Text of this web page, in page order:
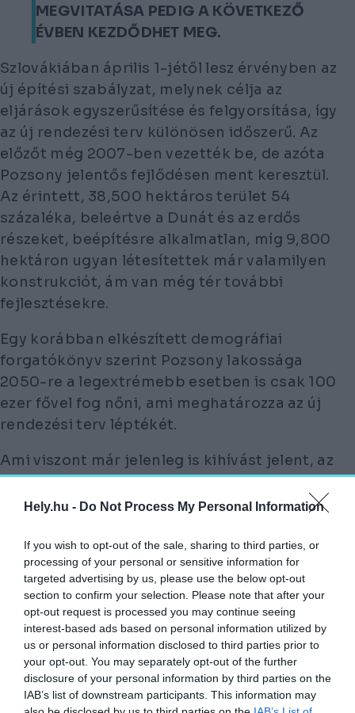
Hely.hu - Do Not Process My Personal Information
If you wish to opt-out of the sale, sharing to third parties, or
processing of your personal or sensitive information for
targeted advertising by us, please use the below opt-out
section to confirm your selection. Please note that after your
opt-out request is processed you may continue seeing
interest-based ads based on personal information utilized by
us or personal information disclosed to third parties prior to
your opt-out. You may separately opt-out of the further
disclosure of your personal information by third parties on the
IAB’s list of downstream participants. This information may
MEGVITATÁSA PEDIG A KÖVETKEZŐ
ÉVBEN KEZDŐDHET MEG.
Szlovákiában április 1-jétől lesz érvényben az
új építési szabályzat, melynek célja az
eljárások egyszerűsítése és felgyorsítása, így
az új rendezési terv különösen időszerű. Az
előzőt még 2007-ben vezették be, de azóta
Pozsony jelentős fejlődésen ment keresztül.
Az érintett, 38,500 hektáros terület 54
százaléka, beleértve a Dunát és az erdős
részeket, beépítésre alkalmatlan, míg 9,800
hektáron ugyan létesítettek már valamilyen
konstrukciót, ám van még tér további
fejlesztésekre.
Egy korábban elkészített demográfiai
forgatókönyv szerint Pozsony lakossága
2050-re a legextrémebb esetben is csak 100
ezer fővel fog nőni, ami meghatározza az új
rendezési terv léptékét.
Ami viszont már jelenleg is kihívást jelent, az
a számtalan ingázó akadálytalan
közlekedésének megoldása – ebben a
település önkormányzatával kell majd
együttműködnie az intézet munkatársainak.
Pozsonyi látkép
Wikimedia Commons
Ďurdíková elmondta, az intézetben öt alapelv
mentén folyik a munka: